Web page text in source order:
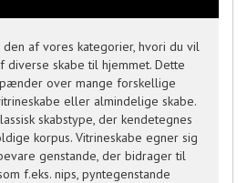
af vores kategorier, hvori du vil
diverse skabe til hjemmet. Dette
over mange forskellige
eller almindelige skabe.
skabstype, der kendetegnes
korpus. Vitrineskabe egner sig
genstande, der bidrager til
f.eks. nips, pyntegenstande